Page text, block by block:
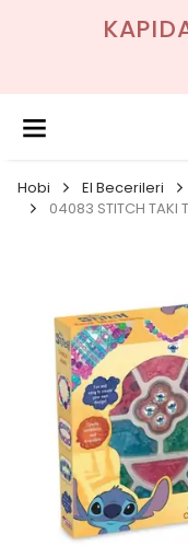
Hobi El Becerileri
04083 STITCH TAKI